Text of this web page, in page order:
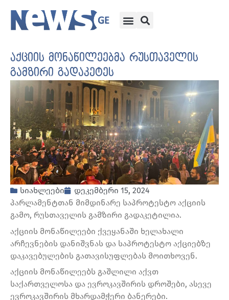
აქციის მონაწილეებმა რუსთაველის
გამზირი გადაკეტეს
სიახლეები
დეკემბერი 15, 2024
პარლამენტთან მიმდინარე საპროტესტო აქციის
გამო, რუსთაველის გამზირი გადაკეტილია.
აქციის მონაწილეები ქვეყანაში ხელახალი
არჩევნების დანიშვნას და საპროტესტო აქციებზე
დაკავებულების გათავისუფლებას მოითხოვენ.
აქციის მონაწილეებს გაშლილი აქვთ
საქართველოსა და ევროკავშირის დროშები, ასევე
ევროკავშირის მხარდამჭერი ბანერები.